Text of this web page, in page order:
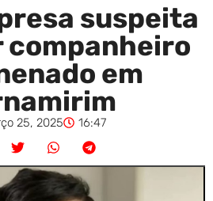
suspeita
companheiro
em
25, 2025 16:47